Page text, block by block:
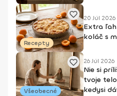
Recepty
20 Júl 2026
Extra
koláč s
Všeobecné
26 Júl 2026
Nie si
tvoje
kedysi